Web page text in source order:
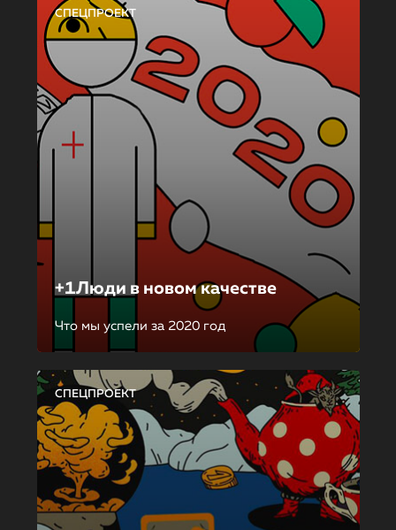
СПЕЦПРОЕКТ
+1Люди в новом качестве
Что мы успели за 2020 год
СПЕЦПРОЕКТ